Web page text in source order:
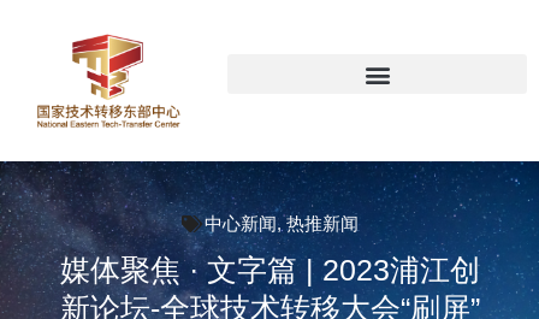
中心新闻,热推新闻
媒体聚焦 · 文字篇 | 2023浦江创
新论坛-全球技术转移大会“刷屏”